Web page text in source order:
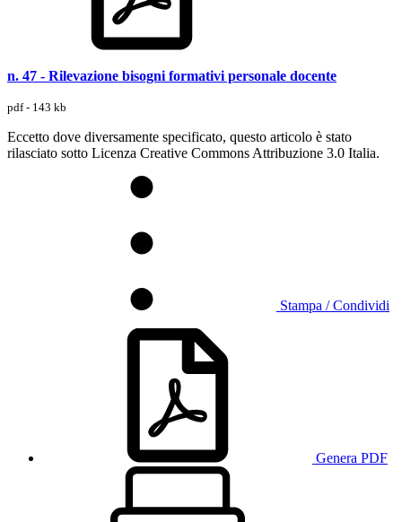
n. 47 - Rilevazione bisogni formativi personale docente
pdf - 143 kb
Eccetto dove diversamente specificato, questo articolo è stato
rilasciato sotto Licenza Creative Commons Attribuzione 3.0 Italia.
Stampa / Condividi
Genera PDF